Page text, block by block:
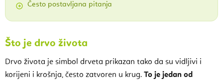
Često postavljana pitanja
Što je drvo života
Drvo života je simbol drveta prikazan tako da su vidljivi i
korijeni i krošnja, često zatvoren u krug. To je jedan od